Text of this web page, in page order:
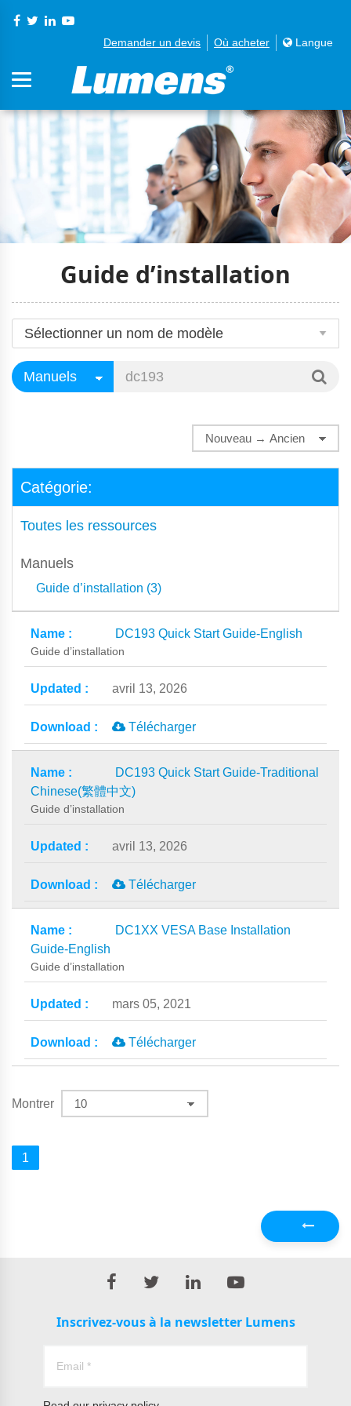
Demander un devis Où acheter Langue
Guide d’installation
Catégorie:
Toutes les ressources
Manuels
Guide d’installation (3)
DC193 Quick Start Guide-English
Guide d’installation
avril 13, 2026
Télécharger
DC193 Quick Start Guide-Traditional
Chinese(繁體中文)
Guide d’installation
avril 13, 2026
Télécharger
DC1XX VESA Base Installation
Guide-English
Guide d’installation
mars 05, 2021
Télécharger
Montrer
1
Inscrivez-vous à la newsletter Lumens